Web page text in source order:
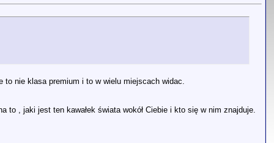
nie klasa premium i to w wielu miejscach widac.
to , jaki jest ten kawałek świata wokół Ciebie i kto się w nim znajduje.